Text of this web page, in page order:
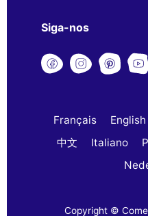
Siga-nos
Français English
中文
Italiano
Copyright ©